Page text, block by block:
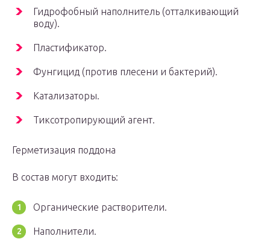
Гидрофобный наполнитель (отталкивающий
воду).
Пластификатор.
Фунгицид (против плесени и бактерий).
Катализаторы.
Тиксотропирующий агент.
Герметизация поддона
В состав могут входить:
Органические растворители.
Наполнители.